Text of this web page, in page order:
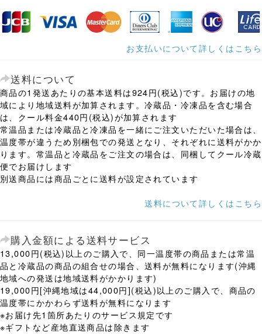
お支払いについて詳しくはこちら
送料について
商品の1発送あたりの基本送料は924円(税込)です。お届けの地
域により地域送料が加算されます。冷蔵品・冷凍品を含む場合
は、クール料金440円(税込)が加算されます
常温品または冷蔵品と冷凍品を一緒にご注文いただいた場合は、
温度帯が違うため別梱包での発送となり、それぞれに送料がかか
ります。常温品と冷蔵品をご注文の場合は、同梱してクール冷蔵
便でお届けします
別送商品には商品ごとに送料が設定されています
送料について詳しくはこちら
購入金額による送料サービス
13,000円(税込)以上のご購入で、同一温度帯の商品または常温
品と冷蔵品の商品の組合せの場合、送料が無料になります(沖縄
地域への発送は地域送料がかかります)
19,000円[沖縄地域は44,000円](税込)以上のご購入で、商品の
温度帯にかかわらず送料が無料になります
※お届け先1箇所あたりのサービス規定です
※ギフトなど産地直送商品は除きます